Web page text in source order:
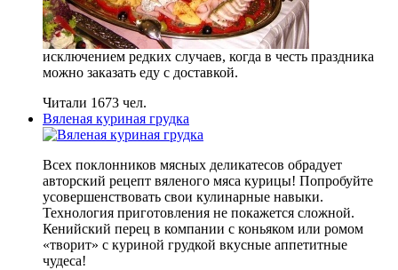
исключением редких случаев, когда в честь праздника
можно заказать еду с доставкой.
Читали 1673 чел.
Вяленая куриная грудка
Всех поклонников мясных деликатесов обрадует
авторский рецепт вяленого мяса курицы! Попробуйте
усовершенствовать свои кулинарные навыки.
Технология приготовления не покажется сложной.
Кенийский перец в компании с коньяком или ромом
«творит» с куриной грудкой вкусные аппетитные
чудеса!